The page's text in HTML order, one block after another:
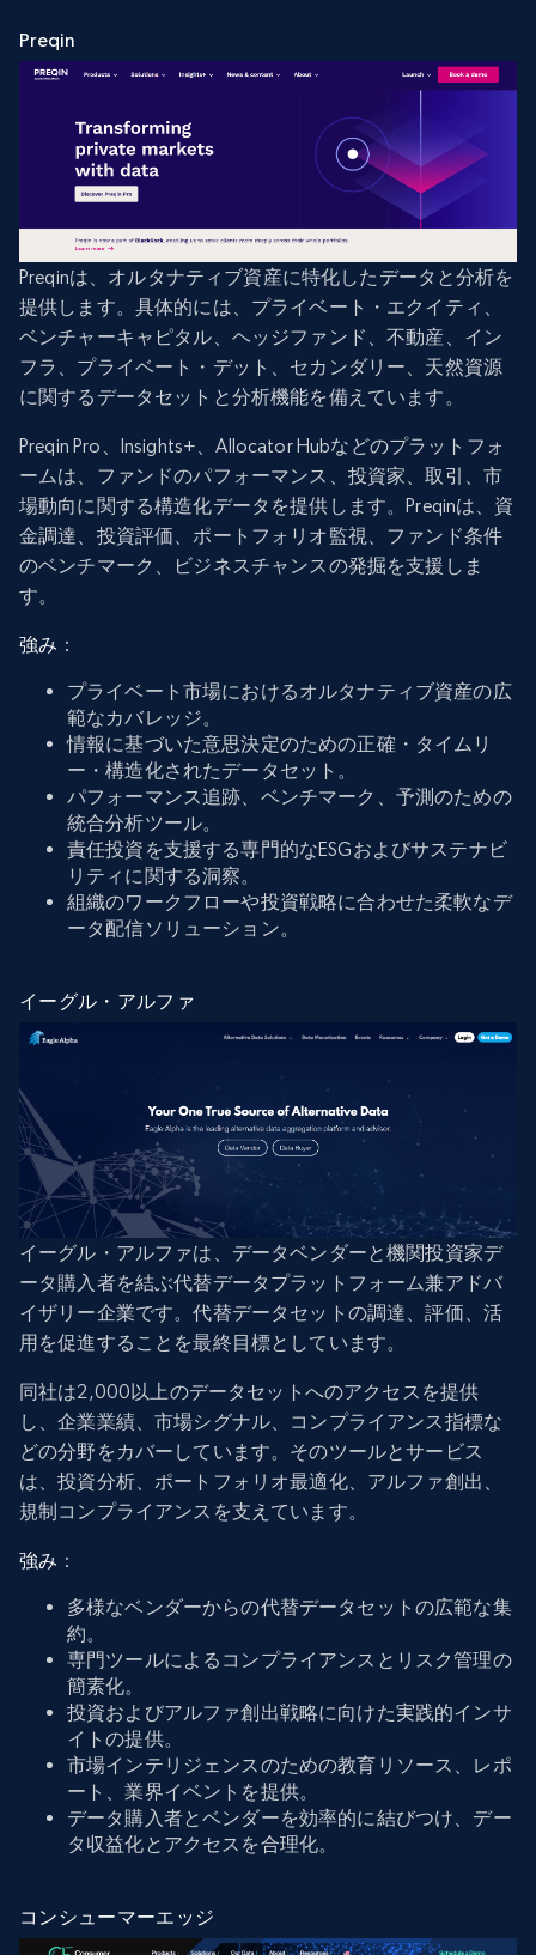
Preqin
Preqinは、オルタナティブ資産に特化したデータと分析を
提供します。具体的には、プライベート・エクイティ、
ベンチャーキャピタル、ヘッジファンド、不動産、イン
フラ、プライベート・デット、セカンダリー、天然資源
に関するデータセットと分析機能を備えています。
Preqin Pro、Insights+、Allocator Hubなどのプラットフォ
ームは、ファンドのパフォーマンス、投資家、取引、市
場動向に関する構造化データを提供します。Preqinは、資
金調達、投資評価、ポートフォリオ監視、ファンド条件
のベンチマーク、ビジネスチャンスの発掘を支援しま
す。
強み ：
プライベート市場におけるオルタナティブ資産の広
範なカバレッジ。
情報に基づいた意思決定のための正確・タイムリ
ー・構造化されたデータセット。
パフォーマンス追跡、ベンチマーク、予測のための
統合分析ツール。
責任投資を支援する専門的なESGおよびサステナビ
リティに関する洞察。
組織のワークフローや投資戦略に合わせた柔軟なデ
ータ配信ソリューション。
イーグル・アルファ
イーグル・アルファは、データベンダーと機関投資家デ
ータ購入者を結ぶ代替データプラットフォーム兼アドバ
イザリー企業です。代替データセットの調達、評価、活
用を促進することを最終目標としています。
同社は2,000以上のデータセットへのアクセスを提供
し、企業業績、市場シグナル、コンプライアンス指標な
どの分野をカバーしています。そのツールとサービス
は、投資分析、ポートフォリオ最適化、アルファ創出、
規制コンプライアンスを支えています。
強み ：
多様なベンダーからの代替データセットの広範な集
約。
専門ツールによるコンプライアンスとリスク管理の
簡素化。
投資およびアルファ創出戦略に向けた実践的インサ
イトの提供。
市場インテリジェンスのための教育リソース、レポ
ート、業界イベントを提供。
データ購入者とベンダーを効率的に結びつけ、デー
タ収益化とアクセスを合理化。
コンシューマーエッジ